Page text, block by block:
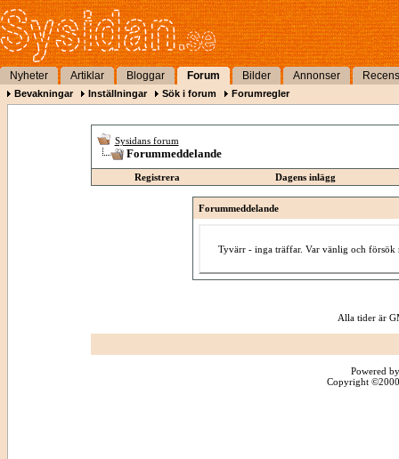
Nyheter Artiklar Bloggar Forum Bilder Annonser
Bevakningar Inställningar Sök i forum Forumregler
Sysidans forum
Forummeddelande
Registrera Dagens inlägg
Forummeddelande
Tyvärr - inga träffar. Var vänlig och försök
Alla tider är
Powered
Copyright